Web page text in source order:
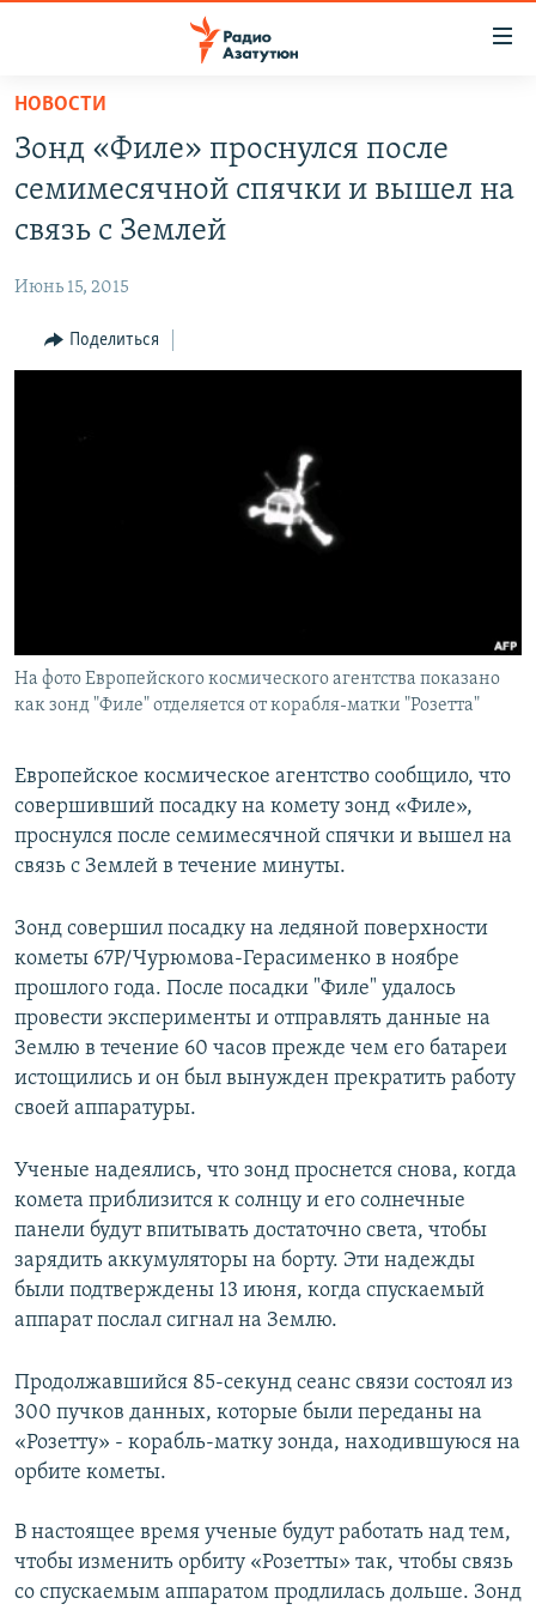
Перейти
основному
содержанию
основной
Перейти
НОВОСТИ
ПОЛИТИКА
ЭКОНОМИКА
РЕГИОН
Русский
НОВОСТИ
Зонд «Филе» проснулся после
семимесячной спячки и вышел на
связь с Землей
Июнь 15, 2015
Поделиться
На фото Европейского космического агентства показано
как зонд "Филе" отделяется от корабля-матки "Розетта"
Европейское космическое агентство сообщило, что
совершивший посадку на комету зонд «Филе»,
проснулся после семимесячной спячки и вышел на
связь с Землей в течение минуты.
Зонд совершил посадку на ледяной поверхности
кометы 67P/Чурюмова-Герасименко в ноябре
прошлого года. После посадки "Филе" удалось
провести эксперименты и отправлять данные на
Землю в течение 60 часов прежде чем его батареи
истощились и он был вынужден прекратить работу
своей аппаратуры.
Ученые надеялись, что зонд проснется снова, когда
комета приблизится к солнцу и его солнечные
панели будут впитывать достаточно света, чтобы
зарядить аккумуляторы на борту. Эти надежды
были подтверждены 13 июня, когда спускаемый
аппарат послал сигнал на Землю.
Продолжавшийся 85-секунд сеанс связи состоял из
300 пучков данных, которые были переданы на
«Розетту» - корабль-матку зонда, находившуюся на
орбите кометы.
В настоящее время ученые будут работать над тем,
чтобы изменить орбиту «Розетты» так, чтобы связь
со спускаемым аппаратом продлилась дольше. Зонд